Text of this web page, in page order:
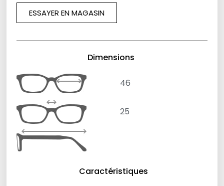
ESSAYER EN MAGASIN
Dimensions
46
25
Caractéristiques